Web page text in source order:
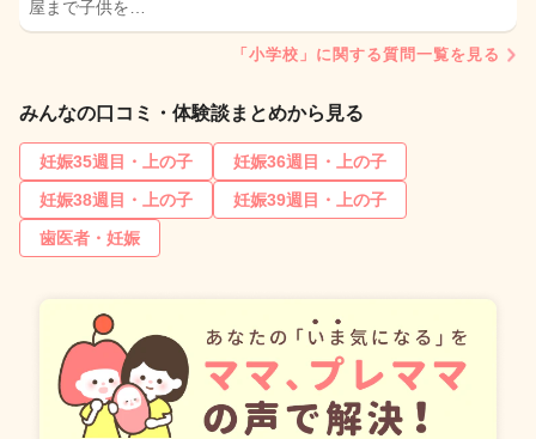
屋まで子供を…
「小学校」に関する質問一覧を見る
みんなの口コミ・体験談まとめから見る
妊娠35週目・上の子
妊娠36週目・上の子
妊娠38週目・上の子
妊娠39週目・上の子
歯医者・妊娠